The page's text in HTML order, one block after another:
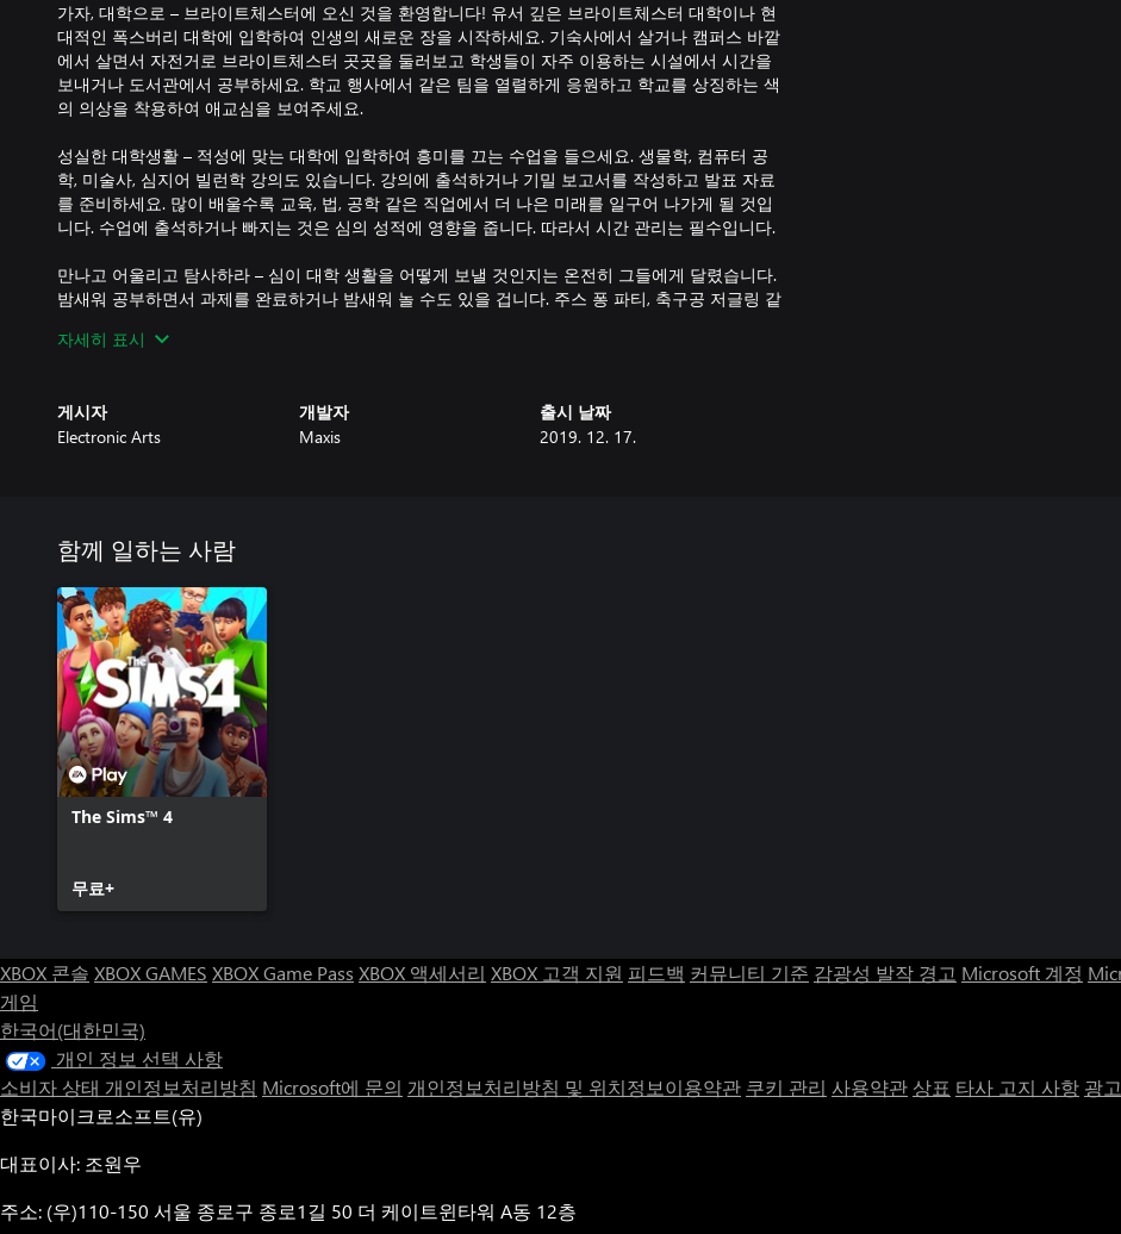
가자, 대학으로 – 브라이트체스터에 오신 것을 환영합니다! 유서 깊은 브라이트체스터 대학이나 현
대적인 폭스버리 대학에 입학하여 인생의 새로운 장을 시작하세요. 기숙사에서 살거나 캠퍼스 바깥
에서 살면서 자전거로 브라이트체스터 곳곳을 둘러보고 학생들이 자주 이용하는 시설에서 시간을
보내거나 도서관에서 공부하세요. 학교 행사에서 같은 팀을 열렬하게 응원하고 학교를 상징하는 색
의 의상을 착용하여 애교심을 보여주세요.
성실한 대학생활 – 적성에 맞는 대학에 입학하여 흥미를 끄는 수업을 들으세요. 생물학, 컴퓨터 공
학, 미술사, 심지어 빌런학 강의도 있습니다. 강의에 출석하거나 기밀 보고서를 작성하고 발표 자료
를 준비하세요. 많이 배울수록 교육, 법, 공학 같은 직업에서 더 나은 미래를 일구어 나가게 될 것입
니다. 수업에 출석하거나 빠지는 것은 심의 성적에 영향을 줍니다. 따라서 시간 관리는 필수입니다.
만나고 어울리고 탐사하라 – 심이 대학 생활을 어떻게 보낼 것인지는 온전히 그들에게 달렸습니다.
밤새워 공부하면서 과제를 완료하거나 밤새워 놀 수도 있을 겁니다. 주스 퐁 파티, 축구공 저글링 같
은 학교 동아리에 가입하거나 심지어 수수께끼의 비밀 단체에 가입할 수도 있습니다. 시간이 흐르
세련된 캠퍼스 스타일 – 포스터, 미니 냉장고 등, 심의 개성을 반영하는 기숙사 스타일의 가구와 장
식으로 편안한 공간을 완성하세요. 또한, 개성 넘치는 멋진 캠퍼스 패션을 추구하세요. 지각생 특유
자세히 표시
게시자
Electronic Arts
개발자
Maxis
출시 날짜
2019. 12. 17.
함께 일하는 사람
The Sims™ 4
무료+
XBOX 콘솔 XBOX GAMES XBOX Game Pass XBOX 액세서리 XBOX 고객 지원 피드백 커뮤니티 기준 감광성 발작 경고 Microsoft 계정
게임
한국어(대한민국)
개인 정보 선택 사항
소비자 상태 개인정보처리방침 Microsoft에 문의 개인정보처리방침 및 위치정보이용약관 쿠키 관리 사용약관 상표 타사 고지 사항 광
한국마이크로소프트(유)
대표이사: 조원우
주소: (우)110-150 서울 종로구 종로1길 50 더 케이트윈타워 A동 12층